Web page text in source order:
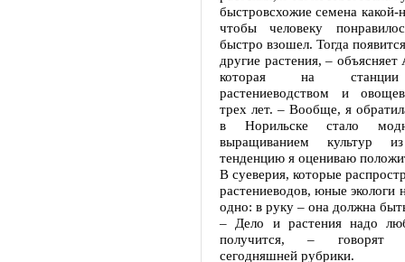
быстровсхожие семена какой-
чтобы человеку
быстро взошел. Тогда
другие растения, –
которая на станции
растениеводством и
трех лет. – Вообще, я
в Норильске стало
выращиванием культур
тенденцию я оцениваю
В суеверия, которые
растениеводов, юные экологи
одно: в руку – она должна
– Дело и растения надо
получится, – говорят
сегодняшней рубрики.